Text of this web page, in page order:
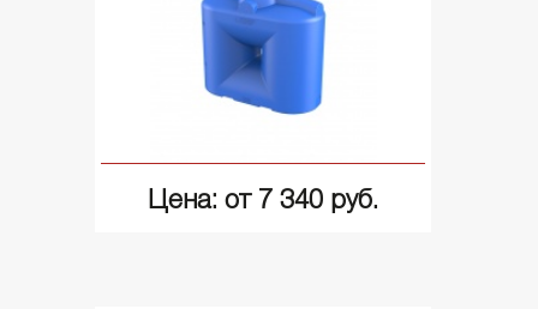
Цена: от 7 340 руб.